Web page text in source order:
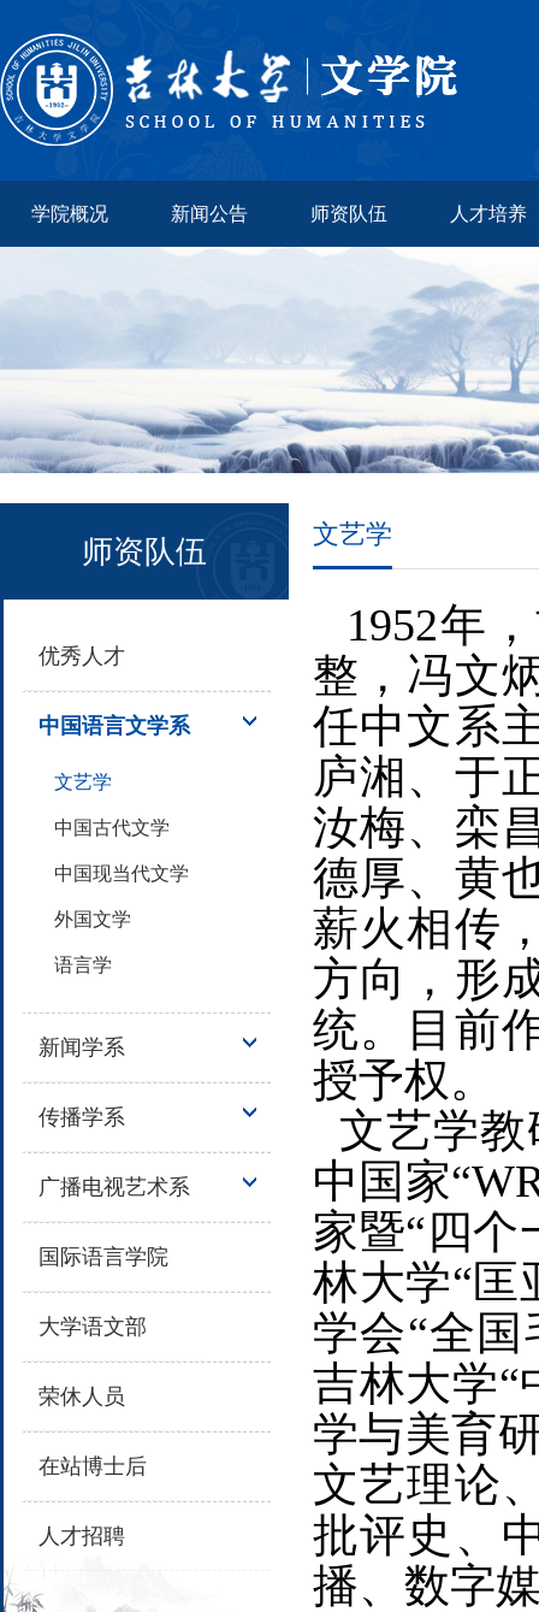
学院概况 新闻公告 师资队伍 人才培养
师资队伍
优秀人才
中国语言文学系
文艺学
中国古代文学
中国现当代文学
外国文学
语言学
新闻学系
传播学系
广播电视艺术系
国际语言学院
大学语文部
荣休人员
在站博士后
人才招聘
文艺学
1952年
整，冯文
任中文系
庐湘、于
汝梅、栾
德厚、黄
薪火相传
方向，形
统。目前
授予权。
文艺学教
中国家
家暨“四个
林大学“匡
学会“全
吉林大学“
学与美育
文艺理论
批评史、
播、数字